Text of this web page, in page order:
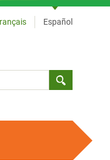
Español